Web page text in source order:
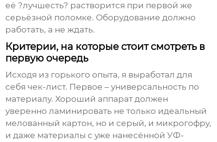
её ?лучшесть? растворится при первой же
серьёзной поломке. Оборудование должно
работать, а не ждать.
Критерии, на которые стоит смотреть в
первую очередь
Исходя из горького опыта, я выработал для
себя чек-лист. Первое – универсальность по
материалу. Хороший аппарат должен
уверенно ламинировать не только идеальный
мелованный картон, но и серый, и микрогофру,
и даже материалы с уже нанесённой УФ-